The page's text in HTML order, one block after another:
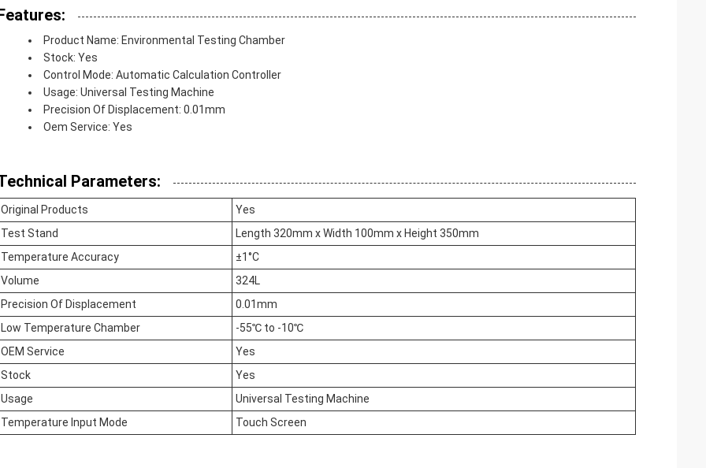
Product Name: Environmental Testing Chamber
Stock: Yes
Control Mode: Automatic Calculation Controller
Usage: Universal Testing Machine
Precision Of Displacement: 0.01mm
Oem Service: Yes
Parameters:
Original Products
Yes
Test Stand
Length 320mm x Width 100mm x Height 350mm
Temperature Accuracy
±1°C
Volume
324L
Precision Of Displacement
0.01mm
Low Temperature Chamber
-55℃ to -10℃
OEM Service
Yes
Stock
Yes
Usage
Universal Testing Machine
Temperature Input Mode
Touch Screen